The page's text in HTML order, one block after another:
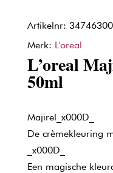
Artikelnr:
Merk: L'oreal
L’oreal
50ml
Majirel_x000D_
De crèmekleuring
_x000D_
Een magische